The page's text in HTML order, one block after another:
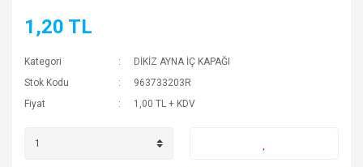
1,20 TL
Kategori
DİKİZ AYNA İÇ KAPAĞI
Stok Kodu
963733203R
Fiyat
1,00 TL + KDV